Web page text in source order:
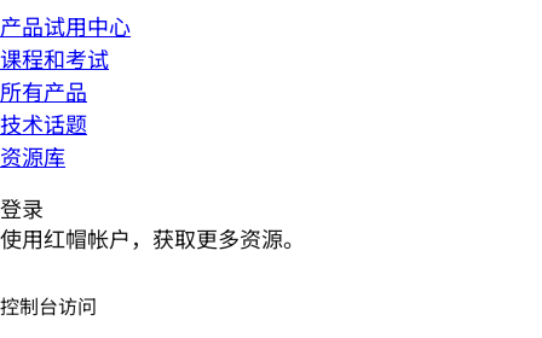
产品试用中心
课程和考试
所有产品
技术话题
资源库
登录
使用红帽帐户，获取更多资源。
控制台访问